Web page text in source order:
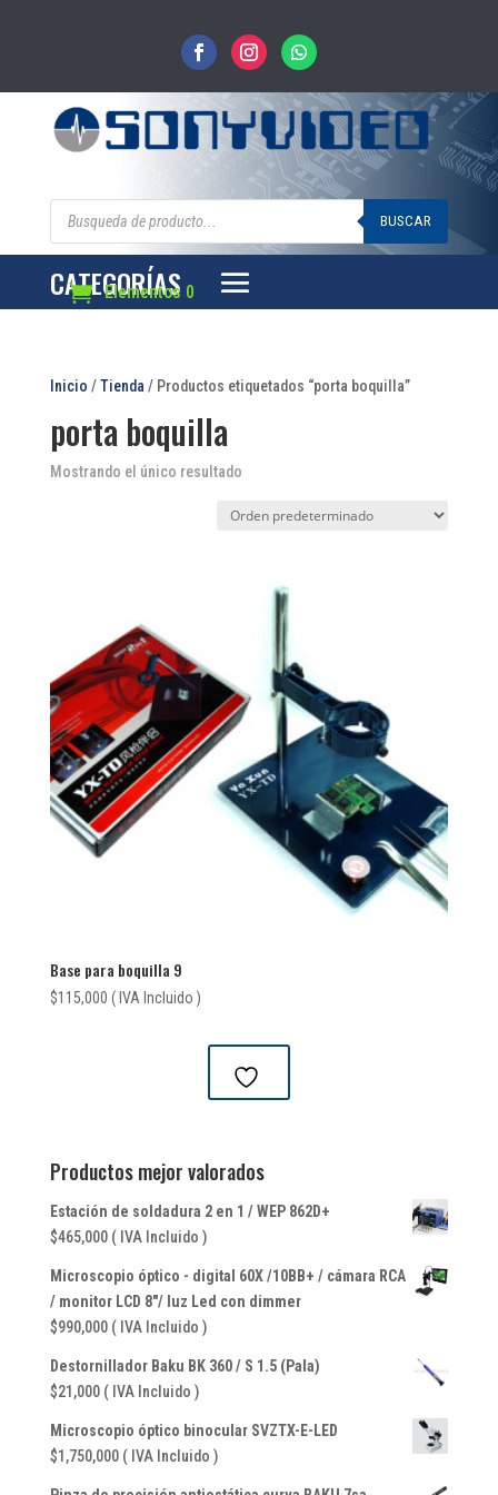
Búsqueda
BUSCAR
Elementos 0
CATEGORÍAS
Inicio /Tienda / Productos etiquetados “porta boquilla”
porta boquilla
Mostrando el único resultado
Base para boquilla 9
$115,000 ( IVA Incluido )
Productos mejor valorados
Estación de soldadura 2 en 1 / WEP 862D+
$465,000 ( IVA Incluido )
Microscopio óptico - digital 60X /10BB+ / cámara RCA
/ monitor LCD 8"/ luz Led con dimmer
$990,000 ( IVA Incluido )
Destornillador Baku BK 360 / S 1.5 (Pala)
$21,000 ( IVA Incluido )
Microscopio óptico binocular SVZTX-E-LED
$1,750,000 ( IVA Incluido )